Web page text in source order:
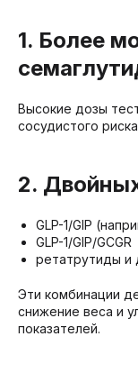
1. Более
Высокие дозы
сосудистого
2.
GLP-1/GIP
GLP-1/GIP/GCGR
ретатрутиды и
Эти комбинации
снижение веса и
показателей.